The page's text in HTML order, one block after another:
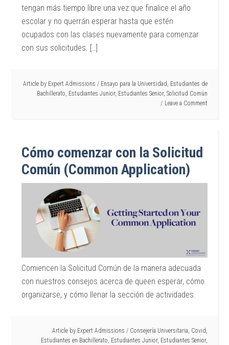
tengan más tiempo libre una vez que finalice el año
escolar y no querrán esperar hasta que estén
ocupados con las clases nuevamente para comenzar
con sus solicitudes. […]
Article by Expert Admissions / Ensayo para la Universidad Estudiantes de
Bachillerato Estudiantes Junior, Estudiantes Senior, Solicitud Común
Leave a Comment
Cómo comenzar con la Solicitud
Común (Common Application)
Comiencen la Solicitud Común de la manera adecuada
con nuestros consejos acerca de queen esperar, cómo
organizarse, y cómo llenar la sección de actividades.
Article by Expert Admissions / Consejería Universitaria, Covid,
Estudiantes en Bachillerato, Estudiantes Junior, Estudiantes Senior,